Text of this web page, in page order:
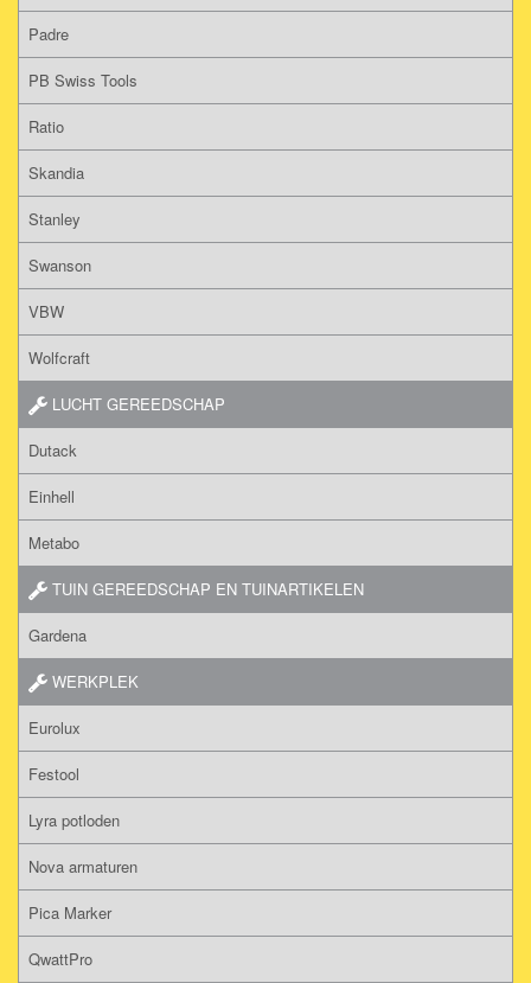
Padre
PB Swiss Tools
Ratio
Skandia
Stanley
Swanson
VBW
Wolfcraft
LUCHT GEREEDSCHAP
Dutack
Einhell
Metabo
TUIN GEREEDSCHAP EN TUINARTIKELEN
Gardena
WERKPLEK
Eurolux
Festool
Lyra potloden
Nova armaturen
Pica Marker
QwattPro